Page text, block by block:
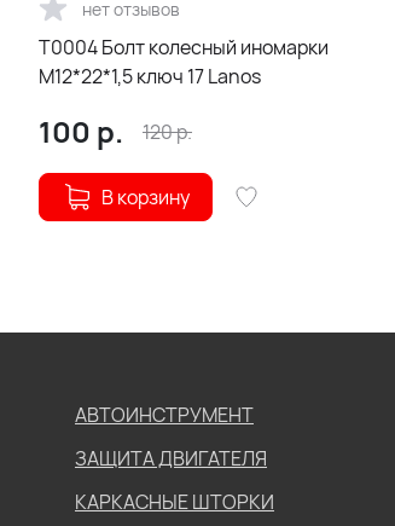
нет отзывов
T0004 Болт колесный иномарки
М12*22*1,5 ключ 17 Lanos
100 р. 120р.
В корзину
АВТОИНСТРУМЕНТ
ЗАЩИТА ДВИГАТЕЛЯ
КАРКАСНЫЕ ШТОРКИ